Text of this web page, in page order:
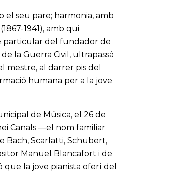
el seu pare; harmonia, amb
1941), amb qui
particular del fundador de
la Guerra Civil, ultrapassà
mestre, al darrer pis del
humana per a la jove
de Música, el 26 de
Canals —el nom familiar
Bach, Scarlatti, Schubert,
Manuel Blancafort i de
que la jove pianista oferí del